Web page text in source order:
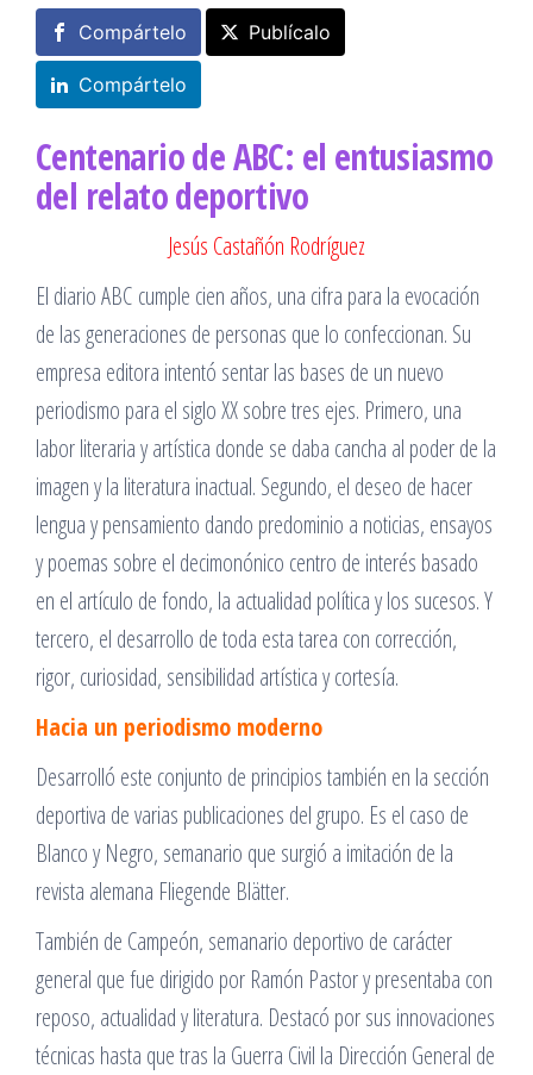
Compártelo Publícalo
Compártelo
Centenario de ABC: el entusiasmo
del relato deportivo
Jesús Castañón Rodríguez
El diario ABC cumple cien años, una cifra para la evocación
de las generaciones de personas que lo confeccionan. Su
empresa editora intentó sentar las bases de un nuevo
periodismo para el siglo XX sobre tres ejes. Primero, una
labor literaria y artística donde se daba cancha al poder de la
imagen y la literatura inactual. Segundo, el deseo de hacer
lengua y pensamiento dando predominio a noticias, ensayos
y poemas sobre el decimonónico centro de interés basado
en el artículo de fondo, la actualidad política y los sucesos. Y
tercero, el desarrollo de toda esta tarea con corrección,
rigor, curiosidad, sensibilidad artística y cortesía.
Hacia un periodismo moderno
Desarrolló este conjunto de principios también en la sección
deportiva de varias publicaciones del grupo. Es el caso de
Blanco y Negro, semanario que surgió a imitación de la
revista alemana Fliegende Blätter.
También de Campeón, semanario deportivo de carácter
general que fue dirigido por Ramón Pastor y presentaba con
reposo, actualidad y literatura. Destacó por sus innovaciones
técnicas hasta que tras la Guerra Civil la Dirección General de